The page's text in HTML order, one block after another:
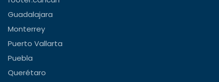
Guadalajara
Monterrey
Puerto Vallarta
Puebla
Querétaro